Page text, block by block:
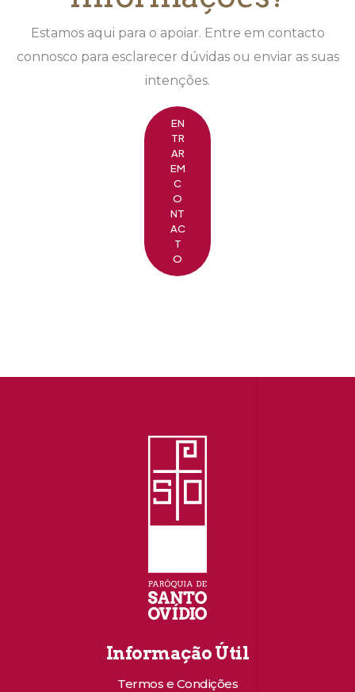
Estamos aqui para o apoiar. Entre em contacto
connosco para esclarecer dúvidas ou enviar as suas
intenções.
EN
TR
AR
EM
C
O
NT
AC
T
O
Informação Útil
Termos e Condições